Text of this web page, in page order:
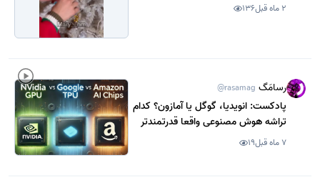
2 ماه قبل 136
رسامَگ @rasamag
پادکست: انویدیا، گوگل یا آمازون؟ کدام
تراشه هوش مصنوعی واقعا قدرتمندتر
است؟
7 ماه قبل 19